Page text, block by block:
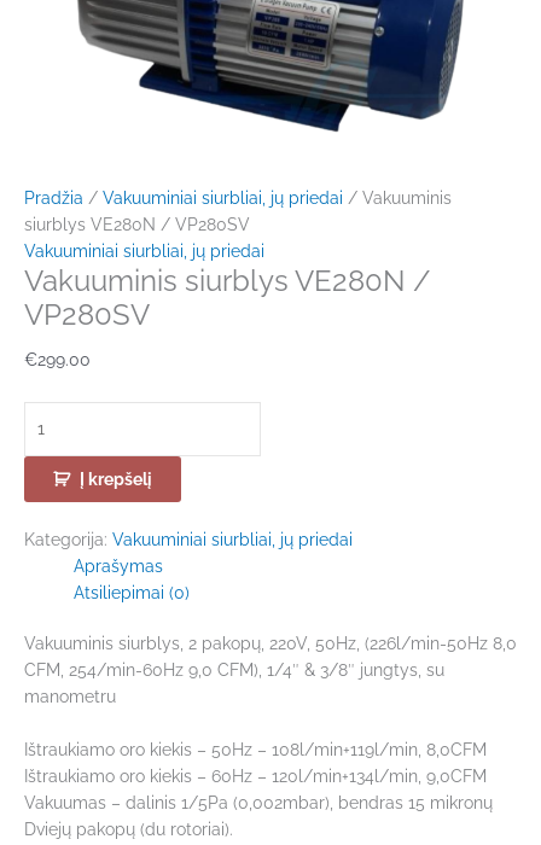
Pradžia / Vakuuminiai siurbliai, jų priedai / Vakuuminis
siurblys VE280N / VP280SV
Vakuuminiai siurbliai, jų priedai
Vakuuminis siurblys VE280N /
VP280SV
€299.00
Į krepšelį
Kategorija: Vakuuminiai siurbliai, jų priedai
Aprašymas
Atsiliepimai (0)
Vakuuminis siurblys, 2 pakopų, 220V, 50Hz, (226l/min-50Hz 8,0
CFM, 254/min-60Hz 9,0 CFM), 1/4″ & 3/8″ jungtys, su
manometru
Ištraukiamo oro kiekis – 50Hz – 108l/min+119l/min, 8,0CFM
Ištraukiamo oro kiekis – 60Hz – 120l/min+134l/min, 9,0CFM
Vakuumas – dalinis 1/5Pa (0,002mbar), bendras 15 mikronų
Dviejų pakopų (du rotoriai).